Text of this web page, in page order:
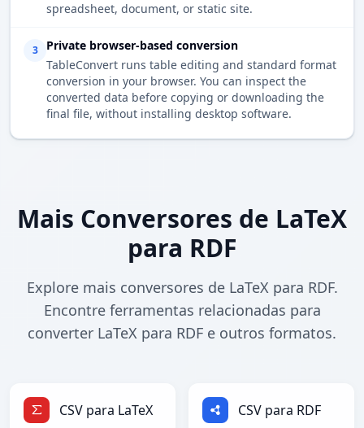
spreadsheet, document, or static site.
3
Private browser-based conversion
TableConvert runs table editing and standard format
conversion in your browser. You can inspect the
converted data before copying or downloading the
final file, without installing desktop software.
Mais Conversores de LaTeX
para RDF
Explore mais conversores de LaTeX para RDF.
Encontre ferramentas relacionadas para
converter LaTeX para RDF e outros formatos.
CSV para LaTeX CSV para RDF